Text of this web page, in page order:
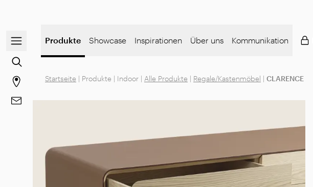
Navigationsmenü öffnen / schließen
Zur Inhaltssuche gehen
Gehen Sie zur Store-Seite
Gehe zu Kontakt
Produkte Showcase Inspirationen Über uns Kommunikation
Startseite | Produkte | Indoor | Alle Produkte | Regale/Kastenmöbel | CLARENCE